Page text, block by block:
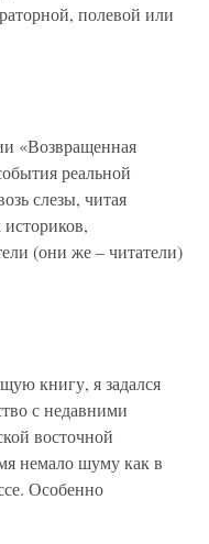
полевой или
«Возвращенная
реальной
слезы, читая
(они же – читатели)
книгу, я задался
с недавними
восточной
немало шуму как в
Особенно